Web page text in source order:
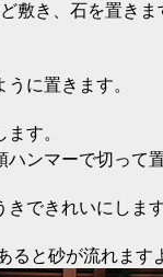
敷き、石を置き
に置きます。
す。
ンマーで切って
できれいにしま
ると砂が流れます